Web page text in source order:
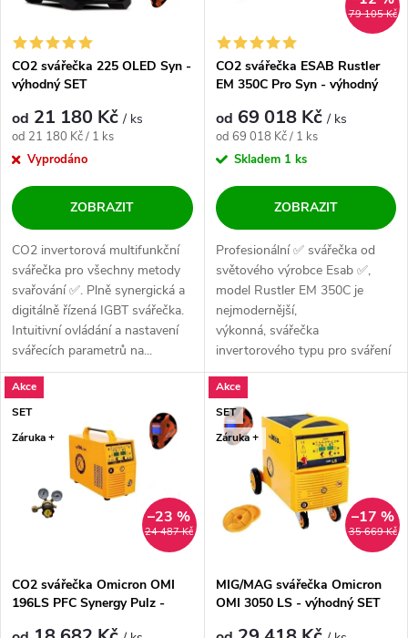
CO2 svářečka 225 OLED Syn -
výhodný SET
od 21 180 Kč/ ks
Měrná cena:
od 21 180 Kč / 1 ks
Vyprodáno
ZOBRAZIT
CO2 invertorová multifunkční
svářečka pro všechny metody
svařování ✅. Plně synergická a
digitálně řízená IGBT svářečka.
Intuitivní ovládání a nastavení
svářecích parametrů na...
79 105 Kč
CO2 svářečka ESAB Rustler
EM 350C Pro Syn - výhodný
od 69 018 Kč/ ks
Měrná cena:
od 69 018 Kč / 1 ks
Skladem 1 ks
ZOBRAZIT
Profesionální ✅ svářečka od
světového výrobce Esab ✅,
model Rustler EM 350C je
nejmodernější,
výkonná, svářečka
invertorového typu pro sváření
v ochranné atmosféře...
Akce
SET
Záruka +
24 487 Kč
–23 %
CO2 svářečka Omicron OMI
196LS PFC Synergy Pulz -
Akce
SET
Záruka +
35 669 Kč
–17 %
MIG/MAG svářečka Omicron
OMI 3050 LS - výhodný SET